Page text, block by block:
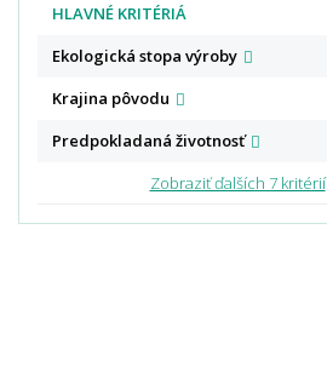
HLAVNÉ KRITÉRIÁ
Ekologická stopa výroby
Krajina pôvodu
Predpokladaná životnosť
Zobraziť ďalších 7 kritérií